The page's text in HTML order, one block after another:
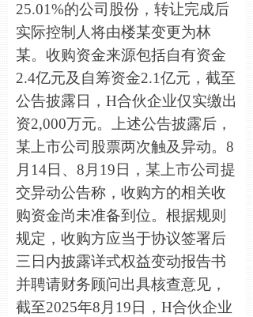
25.01%的公司股份，转让完成后
实际控制人将由楼某变更为林
某。收购资金来源包括自有资金
2.4亿元及自筹资金2.1亿元，截至
公告披露日，H合伙企业仅实缴出
资2,000万元。上述公告披露后，
某上市公司股票两次触及异动。8
月14日、8月19日，某上市公司提
交异动公告称，收购方的相关收
购资金尚未准备到位。根据规则
规定，收购方应当于协议签署后
三日内披露详式权益变动报告书
并聘请财务顾问出具核查意见，
截至2025年8月19日，H合伙企业